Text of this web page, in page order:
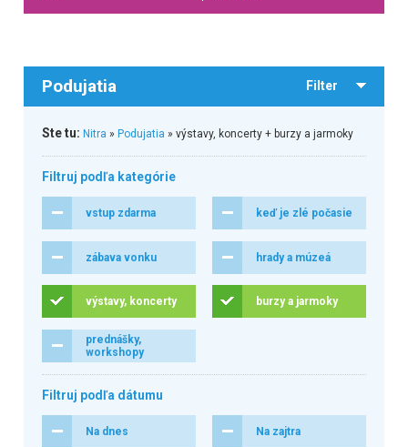
Podujatia Filter
Ste tu: Nitra » Podujatia » výstavy, koncerty + burzy a jarmoky
Filtruj podľa kategórie
vstup zdarma keď je zlé počasie
zábava vonku hrady a múzeá
výstavy, koncerty burzy a jarmoky
prednášky,
workshopy
Filtruj podľa dátumu
Na dnes Na zajtra